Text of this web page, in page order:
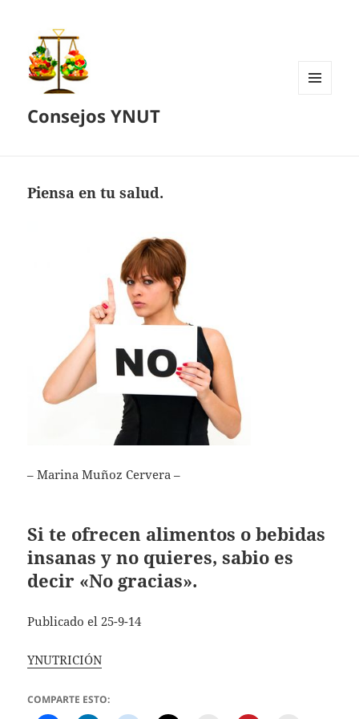
Consejos YNUT
Piensa en tu salud.
– Marina Muñoz Cervera –
Si te ofrecen alimentos o bebidas
insanas y no quieres, sabio es
decir «No gracias».
Publicado el 25-9-14
YNUTRICIÓN
COMPARTE ESTO: